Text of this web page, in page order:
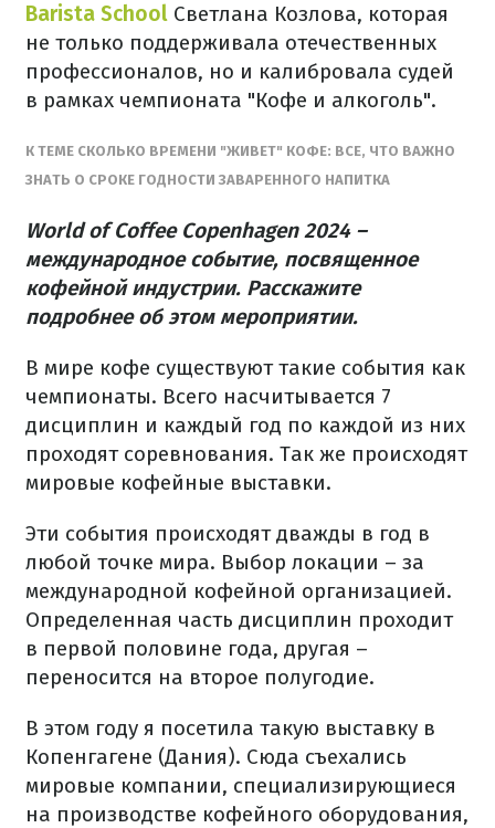
Barista School Светлана Козлова, которая
не только поддерживала отечественных
профессионалов, но и калибровала судей
в рамках чемпионата "Кофе и алкоголь".
К ТЕМЕ СКОЛЬКО ВРЕМЕНИ "ЖИВЕТ" КОФЕ: ВСЕ, ЧТО ВАЖНО
ЗНАТЬ О СРОКЕ ГОДНОСТИ ЗАВАРЕННОГО НАПИТКА
World of Coffee Copenhagen 2024 –
международное событие, посвященное
кофейной индустрии. Расскажите
подробнее об этом мероприятии.
В мире кофе существуют такие события как
чемпионаты. Всего насчитывается 7
дисциплин и каждый год по каждой из них
проходят соревнования. Так же происходят
мировые кофейные выставки.
Эти события происходят дважды в год в
любой точке мира. Выбор локации – за
международной кофейной организацией.
Определенная часть дисциплин проходит
в первой половине года, другая –
переносится на второе полугодие.
В этом году я посетила такую выставку в
Копенгагене (Дания). Сюда съехались
мировые компании, специализирующиеся
на производстве кофейного оборудования,